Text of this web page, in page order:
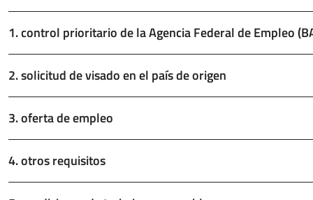
1. control prioritario de la Agencia Federal de Empleo
2. solicitud de visado en el país de origen
3. oferta de empleo
4. otros requisitos